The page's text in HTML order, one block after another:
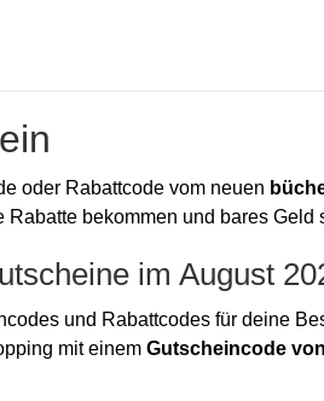
oder Rabattcode vom neuen
bekommen und bares
im August
und Rabattcodes für deine
mit einem Gutscheincode